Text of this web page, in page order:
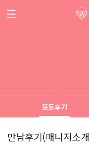
포토후기
만남후기(매니저소